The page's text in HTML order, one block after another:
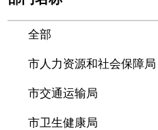
全部
市人力资源和社会保障局
市交通运输局
市卫生健康局